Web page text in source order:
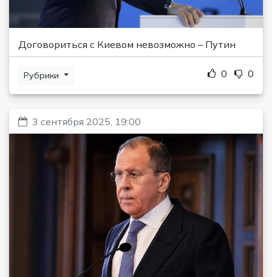
Договориться с Киевом невозможно – Путин
Рубрики 0 0
3 сентября 2025, 19:00